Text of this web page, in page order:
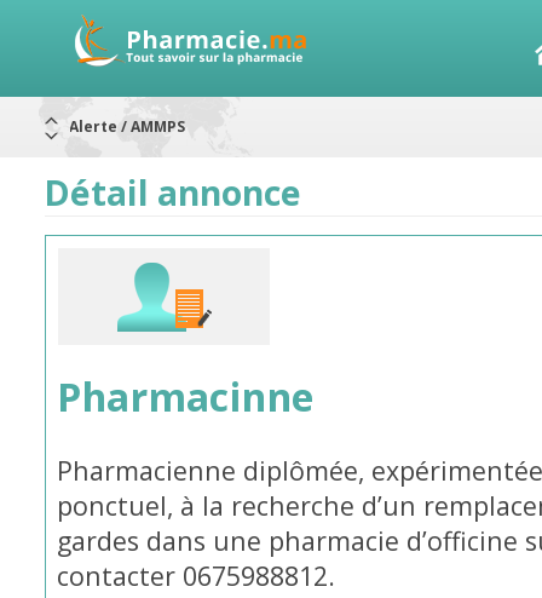
Alerte / AMMPS
Aureomycine ophtalmique : Rappel de lots
Nouveau : Déclaration d'effets indésirables
ARRÊT DE COMMERCIALISATION
RAPPELS DE LOTS
Rappel de lots : préparations lactées
Détail annonce
Pharmacinne
Pharmacienne diplômée,
ponctuel, à la recherche d’un
gardes dans une pharmacie d’officine
contacter 0675988812.